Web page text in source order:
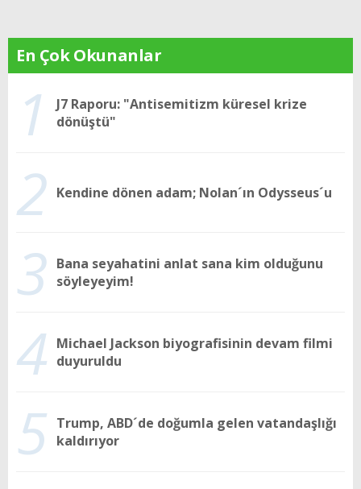
En Çok Okunanlar
1
J7 Raporu: "Antisemitizm küresel krize
dönüştü"
2 Kendine dönen adam; Nolan´ın Odysseus´u
3 Bana seyahatini anlat sana kim olduğunu
söyleyeyim!
4 Michael Jackson biyografisinin devam filmi
duyuruldu
5 Trump, ABD´de doğumla gelen vatandaşlığı
kaldırıyor